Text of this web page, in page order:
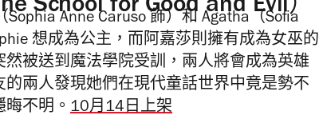
School for Good and Evil）
Anne Caruso 飾）和 Agatha（Sofia
想成為公主，而阿嘉莎則擁有成為女巫的
被送到魔法學院受訓，兩人將會成為英雄
兩人發現她們在現代童話世界中竟是勢不
不明。 10月14日上架